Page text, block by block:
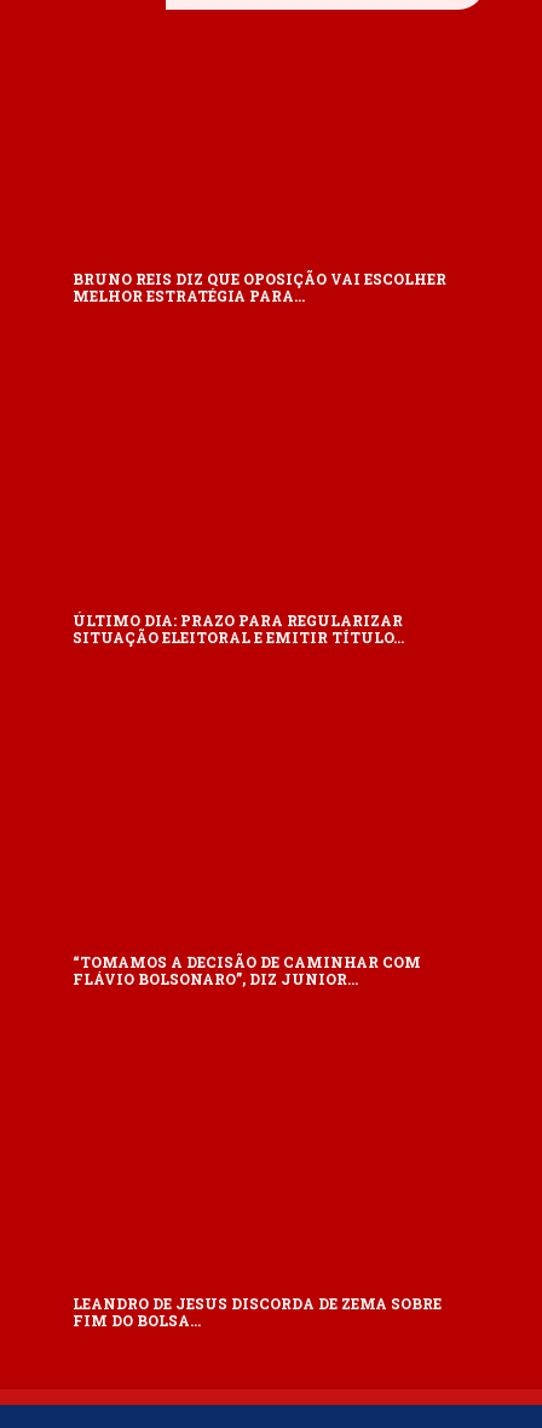
BRUNO REIS DIZ QUE OPOSIÇÃO VAI ESCOLHER
MELHOR ESTRATÉGIA PARA…
ÚLTIMO DIA: PRAZO PARA REGULARIZAR
SITUAÇÃO ELEITORAL E EMITIR TÍTULO…
“TOMAMOS A DECISÃO DE CAMINHAR COM
FLÁVIO BOLSONARO”, DIZ JUNIOR…
LEANDRO DE JESUS DISCORDA DE ZEMA SOBRE
FIM DO BOLSA…